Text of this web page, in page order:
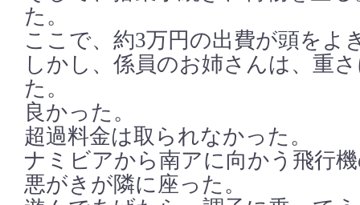
た。
ここで、約3万円の出費が頭をよ
しかし、係員のお姉さんは、重
た。
良かった。
超過料金は取られなかった。
ナミビアから南アに向かう飛行
悪がきが隣に座った。